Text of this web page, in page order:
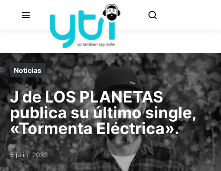
Noticias
J de LOS PLANETAS
publica su último single,
«Tormenta Eléctrica».
Posted on
5 julio, 2023